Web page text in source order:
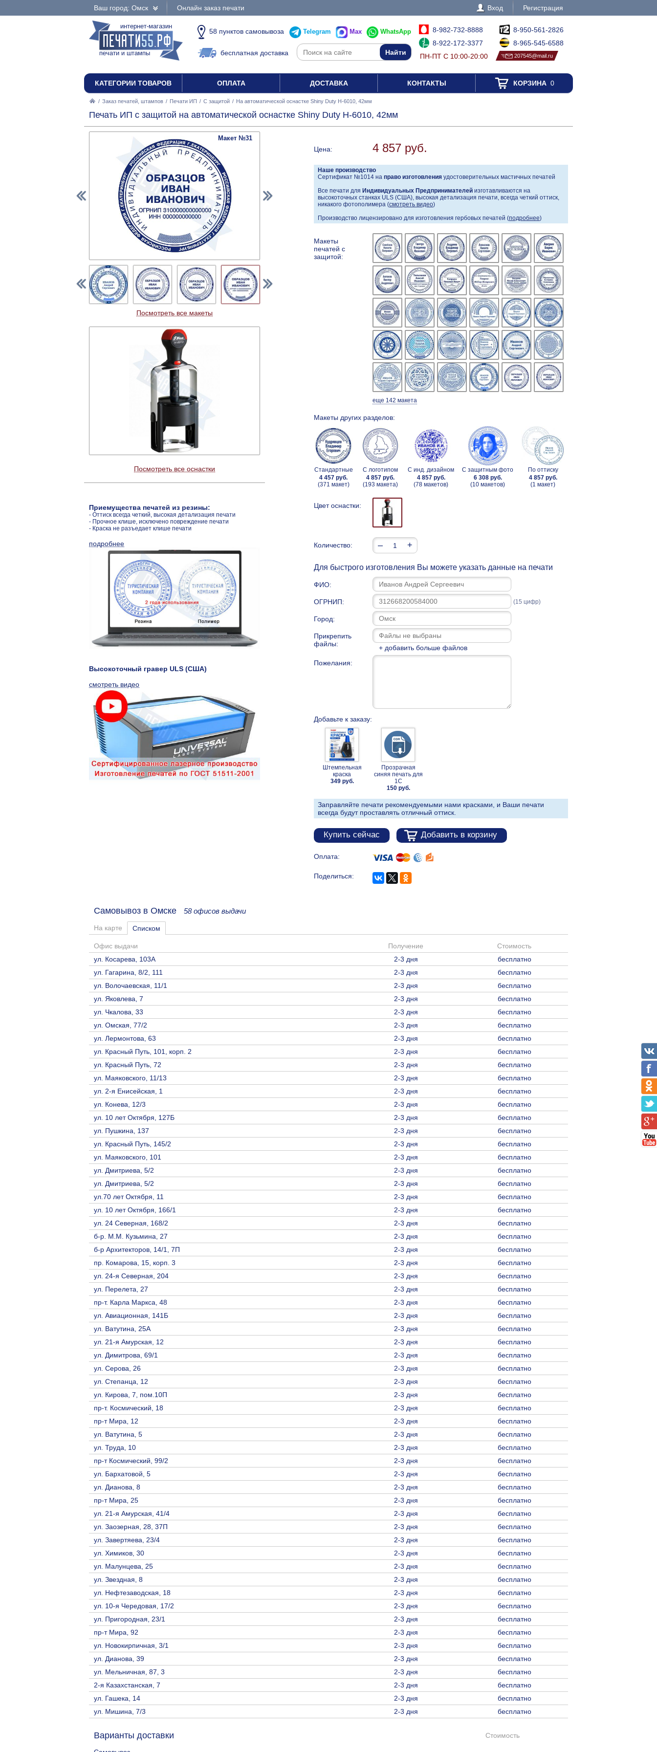
Ваш город: Омск Онлайн заказ печати Вход Регистрация
интернет-магазин
печати и штампы
58 пунктов самовывоза
бесплатная доставка
Telegram Max WhatsApp
8-982-732-8888
8-922-172-3377
ПН-ПТ С 10:00-20:00
8-950-561-2826
8-965-545-6588
207545@mail.ru
КАТЕГОРИИ ТОВАРОВ ОПЛАТА ДОСТАВКА КОНТАКТЫ КОРЗИНА0
/ Заказ печатей, штампов / Печати ИП / С защитой / На автоматической оснастке Shiny Duty H-6010, 42мм
Печать ИП с защитой на автоматической оснастке Shiny Duty H-6010, 42мм
Цена: 4 857 руб.
Наше производство
Сертификат №1014 на право изготовления удостоверительных мастичных печатей
Все печати для Индивидуальных Предпринимателей изготавливаются на
высокоточных станках ULS (США), высокая детализация печати, всегда четкий оттиск,
никакого фотополимера (смотреть видео)
Производство лицензировано для изготовления гербовых печатей (подробнее)
Макеты
печатей с
защитой:
еще 142 макета
Макеты других разделов:
Стандартные
4 457 руб.
(371 макет)
С логотипом
4 857 руб.
(193 макета)
С инд. дизайном
4 857 руб.
(78 макетов)
С защитным фото
6 308 руб.
(10 макетов)
По оттиску
4 857 руб.
(1 макет)
Цвет оснастки:
Количество: – +
Для быстрого изготовления Вы можете указать данные на печати
ФИО:
ОГРНИП: (15 цифр)
Город:
Прикрепить
файлы:
+ добавить больше файлов
Пожелания:
Добавьте к заказу:
Штемпельная
краска
349 руб.
Прозрачная
синяя печать для
1С
150 руб.
Заправляйте печати рекомендуемыми нами красками, и Ваши печати
всегда будут проставлять отличный оттиск.
Купить сейчас Добавить в корзину
Оплата:
Поделиться:
Макет №31
Посмотреть все макеты
Посмотреть все оснастки
Приемущества печатей из резины:
- Оттиск всегда четкий, высокая детализация печати
- Прочное клише, исключено повреждение печати
- Краска не разъедает клише печати
подробнее
Высокоточный гравер ULS (США)
смотреть видео
Самовывоз в Омске 58 офисов выдачи
На карте Списком
Офис выдачи Получение
Стоимость
ул. Косарева, 103А
2-3 дня
бесплатно
ул. Гагарина, 8/2, 111
2-3 дня
бесплатно
ул. Волочаевская, 11/1
2-3 дня
бесплатно
ул. Яковлева, 7
2-3 дня
бесплатно
ул. Чкалова, 33
2-3 дня
бесплатно
ул. Омская, 77/2
2-3 дня
бесплатно
ул. Лермонтова, 63
2-3 дня
бесплатно
ул. Красный Путь, 101, корп. 2
2-3 дня
бесплатно
ул. Красный Путь, 72
2-3 дня
бесплатно
ул. Маяковского, 11/13
2-3 дня
бесплатно
ул. ​2-я Енисейская, 1
2-3 дня
бесплатно
ул. Конева, 12/3
2-3 дня
бесплатно
ул. 10 лет Октября, 127Б
2-3 дня
бесплатно
ул. Пушкина, 137
2-3 дня
бесплатно
ул. Красный Путь, 145/2
2-3 дня
бесплатно
ул. Маяковского, 101
2-3 дня
бесплатно
ул. Дмитриева, 5/2
2-3 дня
бесплатно
ул. Дмитриева, 5/2
2-3 дня
бесплатно
ул.70 лет Октября, 11
2-3 дня
бесплатно
ул. 10 лет Октября, 166/1
2-3 дня
бесплатно
ул. 24 Северная, 168/2
2-3 дня
бесплатно
б-р. М.М. Кузьмина, 27
2-3 дня
бесплатно
б-р Архитекторов, 14/1, 7П
2-3 дня
бесплатно
пр. Комарова, 15, корп. 3
2-3 дня
бесплатно
ул. 24-я Северная, 204
2-3 дня
бесплатно
ул. Перелета, 27
2-3 дня
бесплатно
пр-т. Карла Маркса, 48
2-3 дня
бесплатно
ул. Авиационная, 141Б
2-3 дня
бесплатно
ул. Ватутина, 25А
2-3 дня
бесплатно
ул. 21-я Амурская, 12
2-3 дня
бесплатно
ул. Димитрова, 69/1
2-3 дня
бесплатно
ул. Серова, 26
2-3 дня
бесплатно
ул. Степанца, 12
2-3 дня
бесплатно
ул. Кирова, 7, пом.10П
2-3 дня
бесплатно
пр-т. Космический, 18
2-3 дня
бесплатно
пр-т Мира, 12
2-3 дня
бесплатно
ул. Ватутина, 5
2-3 дня
бесплатно
ул. Труда, 10
2-3 дня
бесплатно
пр-т Космический, 99/2
2-3 дня
бесплатно
ул. Бархатовой, 5
2-3 дня
бесплатно
ул. Дианова, 8
2-3 дня
бесплатно
пр-т Мира, 25
2-3 дня
бесплатно
ул. 21-я Амурская, 41/4
2-3 дня
бесплатно
ул. Заозерная, 28, 37П
2-3 дня
бесплатно
ул. Завертяева, 23/4
2-3 дня
бесплатно
ул. Химиков, 30
2-3 дня
бесплатно
ул. Малунцева, 25
2-3 дня
бесплатно
ул. Звездная, 8
2-3 дня
бесплатно
ул. Нефтезаводская, 18
2-3 дня
бесплатно
ул. 10-я Чередовая, 17/2
2-3 дня
бесплатно
ул. Пригородная, 23/1
2-3 дня
бесплатно
пр-т Мира, 92
2-3 дня
бесплатно
ул. Новокирпичная, 3/1
2-3 дня
бесплатно
ул. Дианова, 39
2-3 дня
бесплатно
ул. Мельничная, 87, 3
2-3 дня
бесплатно
2-я Казахстанская, 7
2-3 дня
бесплатно
ул. Гашека, 14
2-3 дня
бесплатно
ул. Мишина, 7/3
2-3 дня бесплатно
Варианты доставки Стоимость